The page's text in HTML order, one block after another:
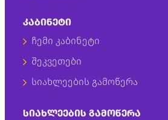
ᲙᲐᲑᲘᲜᲔᲢᲘ
ჩემი კაბინეტი
შეკვეთები
სიახლეების გამოწერა
ᲡᲘᲐᲮᲚᲔᲔᲑᲘᲡ ᲒᲐᲛᲝᲬᲔᲠᲐ